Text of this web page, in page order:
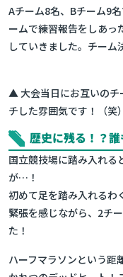
Aチーム8名、Bチーム9
ームで練習報告をしあっ
していきました。チーム
▲ 大会当日にお互いのチ
チした雰囲気です！（笑）
歴史に残る！？
国立競技場に踏み入れる
が…！
初めて足を踏み入れるわ
緊張を感じながら、2チ
た！
ハーフマラソンという距